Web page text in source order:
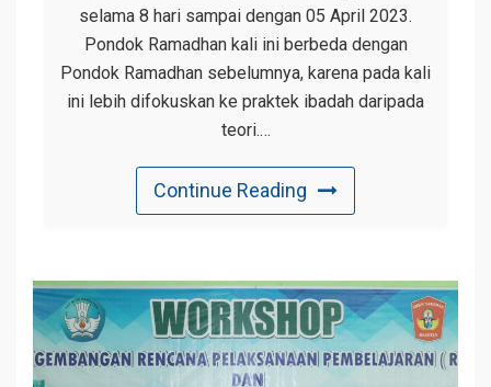
selama 8 hari sampai dengan 05 April 2023.
Pondok Ramadhan kali ini berbeda dengan
Pondok Ramadhan sebelumnya, karena pada kali
ini lebih difokuskan ke praktek ibadah daripada
teori.…
Continue Reading